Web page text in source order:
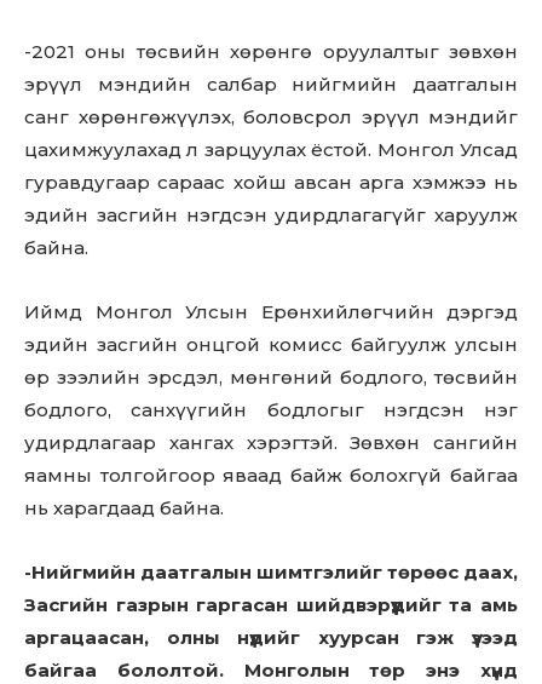
-2021 оны төсвийн хөрөнгө оруулалтыг зөвхөн
эрүүл мэндийн салбар нийгмийн даатгалын
санг хөрөнгөжүүлэх, боловсрол эрүүл мэндийг
цахимжуулахад л зарцуулах ёстой. Монгол Улсад
гуравдугаар сараас хойш авсан арга хэмжээ нь
эдийн засгийн нэгдсэн удирдлагагүйг харуулж
байна.
Иймд Монгол Улсын Ерөнхийлөгчийн дэргэд
эдийн засгийн онцгой комисс байгуулж улсын
өр зээлийн эрсдэл, мөнгөний бодлого, төсвийн
бодлого, санхүүгийн бодлогыг нэгдсэн нэг
удирдлагаар хангах хэрэгтэй. Зөвхөн сангийн
яамны толгойгоор яваад байж болохгүй байгаа
нь харагдаад байна.
-Нийгмийн даатгалын шимтгэлийг төрөөс даах,
Засгийн газрын гаргасан шийдвэрүүдийг та амь
аргацаасан, олны нүдийг хуурсан гэж үзээд
байгаа бололтой. Монголын төр энэ хүнд